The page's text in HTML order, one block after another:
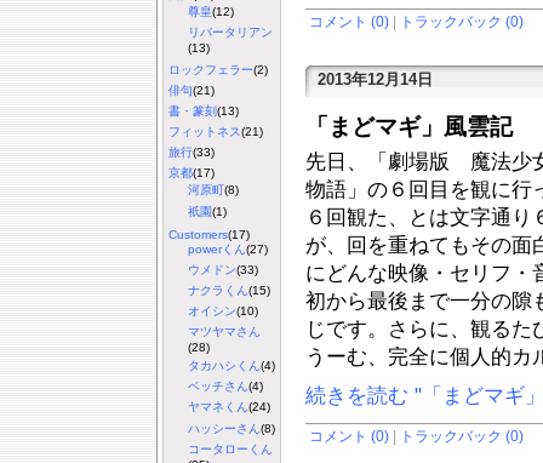
尊皇(12)
リバータリアン
(13)
ロックフェラー(2)
俳句(21)
書・篆刻(13)
フィットネス(21)
旅行(33)
京都(17)
河原町 (8)
祇園(1)
Customers(17)
powerくん (27)
ウメドン(33)
ナクラくん (15)
オイシン(10)
マツヤマさん
(28)
タカハシくん(4)
ベッチさん(4)
ヤマネくん(24)
ハッシーさん (8)
コータローくん
コメント (0) トラックバック (0)
2013年12月14日
「まどマギ」風雲記
先日、「劇場版 魔法少
物語」の６回目を観に行
６回観た、とは文字通
が、回を重ねてもその面
にどんな映像・セリフ・
初から最後まで一分の隙
じです。さらに、観る
うーむ、完全に個人的
続きを読む "「まどマギ
コメント (0) トラックバック (0)